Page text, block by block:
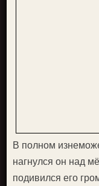
В полном
нагнулся он над
подивился его